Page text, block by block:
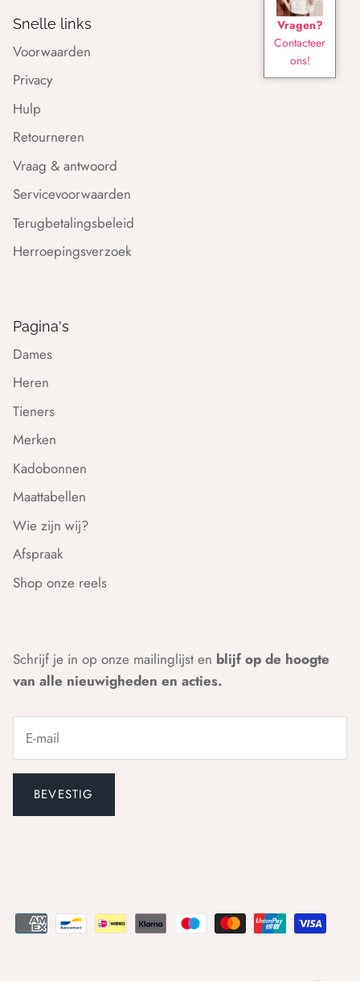
Vragen?
Contacteer
ons!
Snelle links
Voorwaarden
Privacy
Hulp
Retourneren
Vraag & antwoord
Servicevoorwaarden
Terugbetalingsbeleid
Herroepingsverzoek
Pagina's
Dames
Heren
Tieners
Merken
Kadobonnen
Maattabellen
Wie zijn wij?
Afspraak
Shop onze reels
Schrijf je in op onze mailinglijst en blijf op de hoogte
van alle nieuwigheden en acties.
BEVESTIG